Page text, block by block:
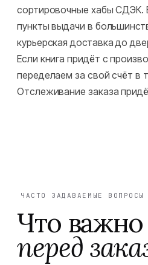
сортировочные хабы СДЭК.
пункты выдачи в
курьерская доставка до
Если книга придёт с
переделаем за свой счёт в
Отслеживание заказа
ЧАСТО ЗАДАВАЕМЫЕ ВОПРОСЫ
Что важно
перед